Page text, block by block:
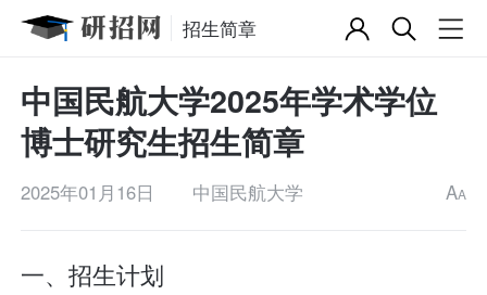
招生简章
中国民航大学2025年学术学位
博士研究生招生简章
2025年01月16日 中国民航大学 AA
一、招生计划